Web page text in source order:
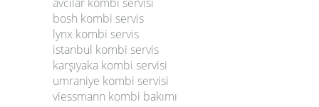
bosh kombi servis
lynx kombi servis
istanbul kombi servis
karşıyaka kombi servisi
umraniye kombi servisi
viessmann kombi bakımı